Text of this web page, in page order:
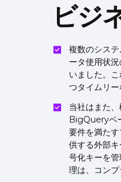
ビジ
複数のシス
ータ使用状
いました。
つタイムリー
当社はまた
BigQueryベ
要件を満た
供する外部
号化キーを
理は、コンプ